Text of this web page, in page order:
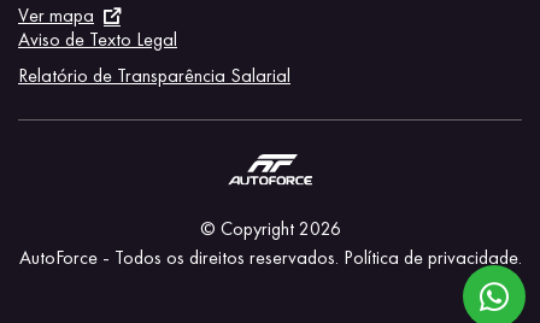
Ver mapa
Aviso de Texto Legal
Relatório de Transparência Salarial
© Copyright 2026
AutoForce - Todos os direitos reservados. Política de privacidade.